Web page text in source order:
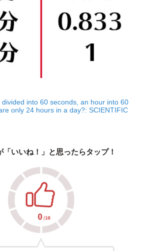
into 60 seconds, an hour into 60
only 24 hours in a day?: SCIENTIFIC
「いいね！」と思ったらタップ！